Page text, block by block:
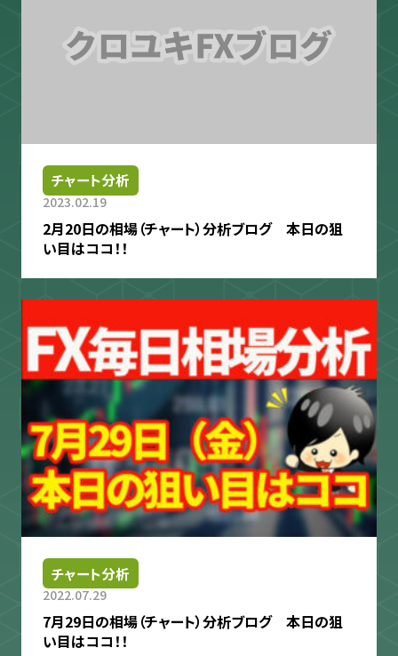
チャート分析
2023.02.19
2月20日の相場（チャート）分析ブログ 本日の狙
い目はココ！！
チャート分析
2022.07.29
7月29日の相場（チャート）分析ブログ 本日の狙
い目はココ！！